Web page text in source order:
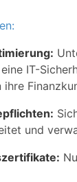
eine IT-
und